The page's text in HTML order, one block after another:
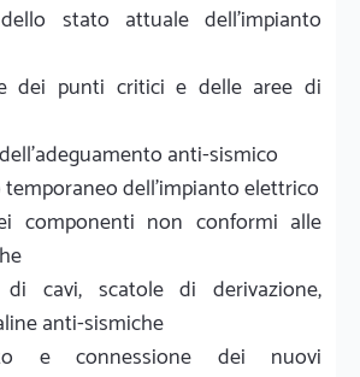
stato attuale dell'impianto
dei punti critici e delle aree di
anti-sismico
dell'impianto elettrico
componenti non conformi alle
di cavi, scatole di derivazione,
anti-sismiche
e connessione dei nuovi